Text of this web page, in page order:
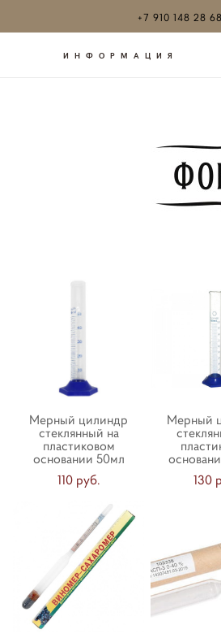
+7 910 148 28
ИНФОРМАЦИЯ
Мерный цилиндр
стеклянный на
пластиковом
основании 50мл
110 pуб.
Мерный
130